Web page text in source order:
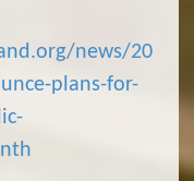
news/20
plans-for-